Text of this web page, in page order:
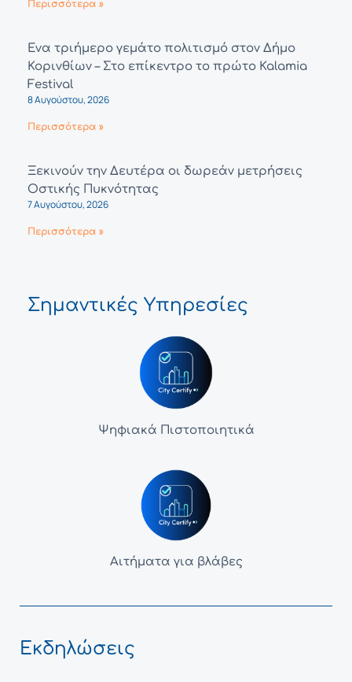
Περισσότερα »
Ένα τριήμερο γεμάτο πολιτισμό στον Δήμο
Κορινθίων – Στο επίκεντρο το πρώτο Kalamia
Festival
8 Αυγούστου, 2026
Περισσότερα »
Ξεκινούν την Δευτέρα οι δωρεάν μετρήσεις
Οστικής Πυκνότητας
7 Αυγούστου, 2026
Περισσότερα »
Σημαντικές Υπηρεσίες
Ψηφιακά Πιστοποιητικά
Αιτήματα για βλάβες
Εκδηλώσεις